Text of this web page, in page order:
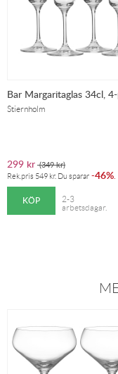
Bar Margaritaglas 34cl,
Stiernholm
299 kr (349kr)
Rek.pris 549 kr. Du sparar -46%
KÖP
2-3
arbetsdagar.